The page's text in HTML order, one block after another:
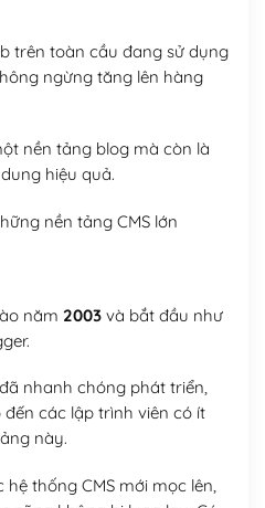
trên toàn cầu đang sử dụng
ngừng tăng lên hàng
nền tảng blog mà còn là
hiệu quả.
nền tảng CMS lớn
năm 2003và bắt đầu như
nhanh chóng phát triển,
các lập trình viên có ít
này.
thống CMS mới mọc lên,